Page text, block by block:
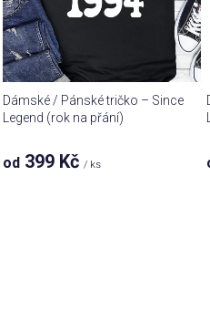
Dámské / Pánské tričko – Since
Legend (rok na přání)
od 399 Kč/ ks